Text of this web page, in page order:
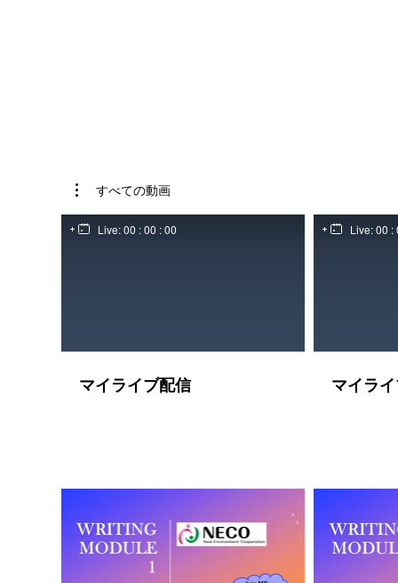
すべての動画
Live:00 : 00 : 00
マイライブ配信
Live:00 :
マイラ